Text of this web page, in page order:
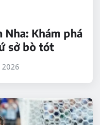
Nha: Khám phá
sở bò tót
2026